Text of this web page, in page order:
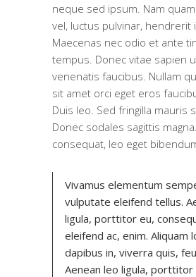
neque sed ipsum. Nam
vel, luctus pulvinar, hendrerit
Maecenas nec odio et ante
tempus. Donec vitae sapien
venenatis faucibus. Nullam
sit amet orci eget eros
Duis leo. Sed fringilla mauris
Donec sodales sagittis
consequat, leo eget
Vivamus elementum
vulputate eleifend tellus.
ligula, porttitor eu,
eleifend ac, enim. Aliquam
dapibus in, viverra quis,
Aenean leo ligula, porttitor